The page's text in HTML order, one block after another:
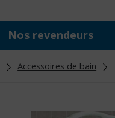
Nos revendeurs
Accessoires de bain